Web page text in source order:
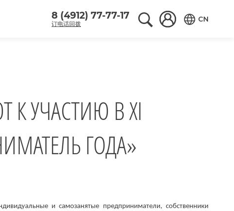
8 (4912) 77-77-17
订电话回拨
Поиск по сайту
Вход в аккаунт
CN
УЧАСТИЮ В XI
ГОДА»
и самозанятые предприниматели, собственники